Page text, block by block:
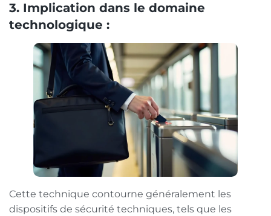
3. Implication dans le domaine
technologique :
Cette technique contourne généralement les
dispositifs de sécurité techniques, tels que les